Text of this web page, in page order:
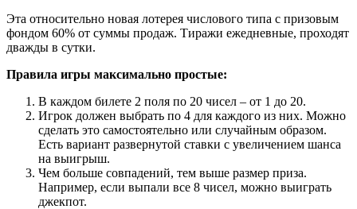
Эта относительно новая лотерея числового типа с призовым
фондом 60% от суммы продаж. Тиражи ежедневные, проходят
дважды в сутки.
Правила игры максимально простые:
В каждом билете 2 поля по 20 чисел – от 1 до 20.
Игрок должен выбрать по 4 для каждого из них. Можно
сделать это самостоятельно или случайным образом.
Есть вариант развернутой ставки с увеличением шанса
на выигрыш.
Чем больше совпадений, тем выше размер приза.
Например, если выпали все 8 чисел, можно выиграть
джекпот.